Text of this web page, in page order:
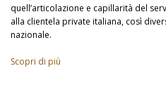
quell’articolazione e capillarità del
alla clientela private italiana, così
nazionale.
Scopri di più